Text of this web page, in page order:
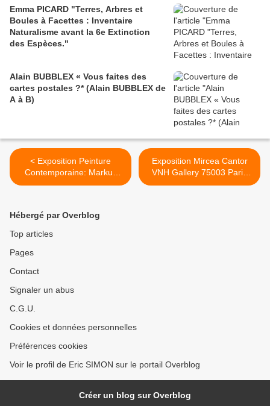
Emma PICARD "Terres, Arbres et
Boules à Facettes : Inventaire
Naturalisme avant la 6e Extinction
des Espèces."
Alain BUBBLEX « Vous faites des
cartes postales ?* (Alain BUBBLEX de
A à B)
< Exposition Peinture
Contemporaine: Markus
LÜPERTZ
Exposition Mircea Cantor
VNH Gallery 75003 Paris
#actuart #expoaparis
Hébergé par Overblog
Top articles
Pages
Contact
Signaler un abus
C.G.U.
Cookies et données personnelles
Préférences cookies
Voir le profil de Eric SIMON sur le portail Overblog
Créer un blog sur Overblog